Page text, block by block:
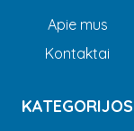
Apie mus
Kontaktai
KATEGORIJOS